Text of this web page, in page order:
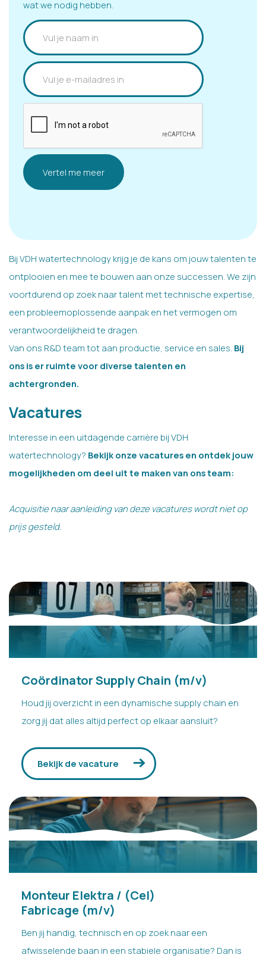
Bij VDH watertechnology krijg je de kans om jouw talenten te
ontplooien en mee te bouwen aan onze successen. We zijn
voortdurend op zoek naar talent met technische expertise,
een probleemoplossende aanpak en het vermogen om
verantwoordelijkheid te dragen.
Van ons R&D team tot aan productie, service en sales. Bij
ons is er ruimte voor diverse talenten en
achtergronden.
Vacatures
Interesse in een uitdagende carrière bij VDH
watertechnology? Bekijk onze vacatures en ontdek jouw
mogelijkheden om deel uit te maken van ons team:
Acquisitie naar aanleiding van deze vacatures wordt niet op
prijs gesteld.
wat we nodig hebben.
Coördinator Supply Chain (m/v)
Houd jij overzicht in een dynamische supply chain en
zorg jij dat alles altijd perfect op elkaar aansluit?
Bekijk de vacature
Monteur Elektra / (Cel)
Fabricage (m/v)
Ben jij handig, technisch en op zoek naar een
afwisselende baan in een stabiele organisatie? Dan is
Isa- HR VDH
Krijg snel antwoord